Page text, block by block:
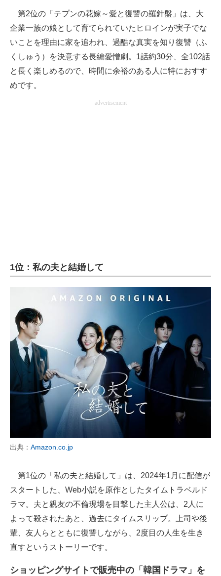
第2位の「テプンの花嫁～愛と復讐の羅針盤」は、大
企業一族の娘として育てられていたヒロインが実子でな
いことを理由に家を追われ、過酷な真実を知り復讐（ふ
くしゅう）を決意する長編愛憎劇。1話約30分、全102話
と長く楽しめるので、時間に余裕のある人に特におすす
めです。
advertisement
1位：私の夫と結婚して
出典： Amazon.co.jp
第1位の「私の夫と結婚して」は、2024年1月に配信が
スタートした、Web小説を原作としたタイムトラベルド
ラマ。夫と親友の不倫現場を目撃した主人公は、2人に
よって殺されたあと、過去にタイムスリップ。上司や後
輩、友人らとともに復讐しながら、2度目の人生を生き
直すというストーリーです。
ショッピングサイトで販売中の「韓国ドラマ」を